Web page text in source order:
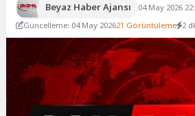
Beyaz Haber Ajansı
04 May 2026
Güncelleme: 04 May 202621 Görüntüleme 2